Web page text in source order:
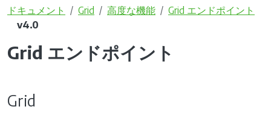
ドキュメント Grid 高度な機能
Grid エンドポイント
v4.0
Grid エンドポイント
Grid